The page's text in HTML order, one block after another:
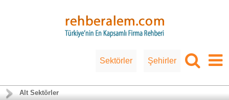
Sektörler Şehirler
Alt Sektörler